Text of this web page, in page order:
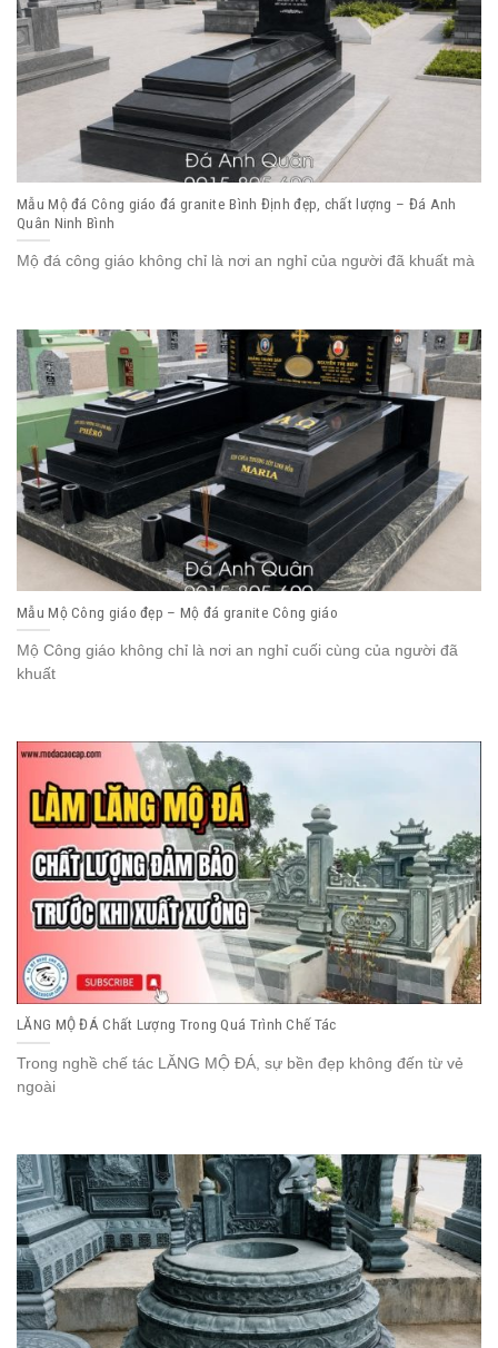
Mẫu Mộ đá Công giáo đá granite Bình Định đẹp, chất lượng – Đá Anh
Quân Ninh Bình
Mộ đá công giáo không chỉ là nơi an nghỉ của người đã khuất mà
Mẫu Mộ Công giáo đẹp – Mộ đá granite Công giáo
Mộ Công giáo không chỉ là nơi an nghỉ cuối cùng của người đã
khuất
LĂNG MỘ ĐÁ Chất Lượng Trong Quá Trình Chế Tác
Trong nghề chế tác LĂNG MỘ ĐÁ, sự bền đẹp không đến từ vẻ
ngoài